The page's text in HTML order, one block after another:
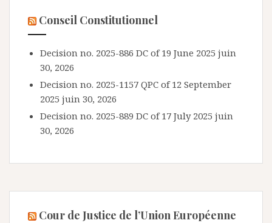
Conseil Constitutionnel
Decision no. 2025-886 DC of 19 June 2025 juin
30, 2026
Decision no. 2025-1157 QPC of 12 September
2025 juin 30, 2026
Decision no. 2025-889 DC of 17 July 2025 juin
30, 2026
Cour de Justice de l’Union Européenne